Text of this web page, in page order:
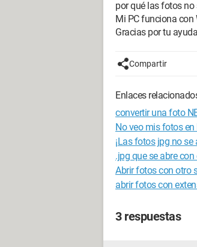
por qué las fotos
Mi PC funciona con
Gracias por tu
Compartir
Enlaces
convertir una foto
No veo mis fotos
¡Las fotos jpg no se
.jpg que se abre
Abrir fotos con otro
abrir fotos con
3 respuestas